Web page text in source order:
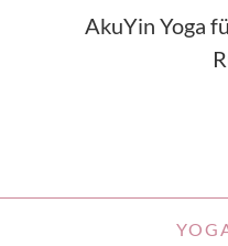
AkuYin Yoga